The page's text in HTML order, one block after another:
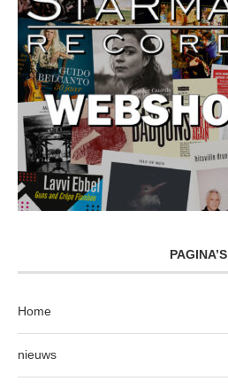
PAGINA’S
Home
nieuws